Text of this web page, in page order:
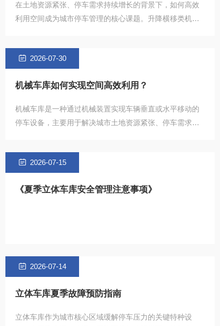
在土地资源紧张、停车需求持续增长的背景下，如何高效
利用空间成为城市停车管理的核心课题。升降横移类机械
2026-07-30
机械车库如何实现空间高效利用？
机械车库是一种通过机械装置实现车辆垂直或水平移动的
停车设备，主要用于解决城市土地资源紧张、停车需求大
2026-07-15
《夏季立体车库安全管理注意事项》
2026-07-14
立体车库夏季故障预防指南
立体车库作为城市核心区域缓解停车压力的关键特种设